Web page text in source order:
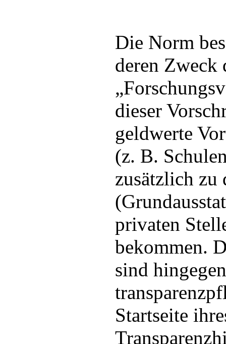
Die Norm
deren Zweck
dieser
geldwerte
(z. B.
zusätzlich zu
privaten
bekommen.
sind
Startseite